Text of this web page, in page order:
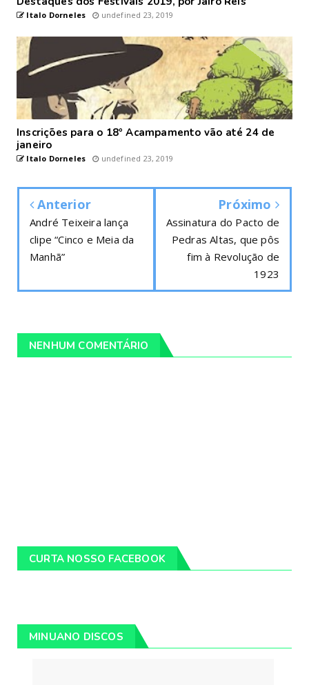
Italo Dorneles undefined 23, 2019
Inscrições para o 18º Acampamento vão até 24 de
janeiro
Italo Dorneles undefined 23, 2019
Anterior
André Teixeira lança
clipe “Cinco e Meia da
Manhã”
Próximo
Assinatura do Pacto de
Pedras Altas, que pôs
fim à Revolução de
1923
NENHUM COMENTÁRIO
CURTA NOSSO FACEBOOK
MINUANO DISCOS